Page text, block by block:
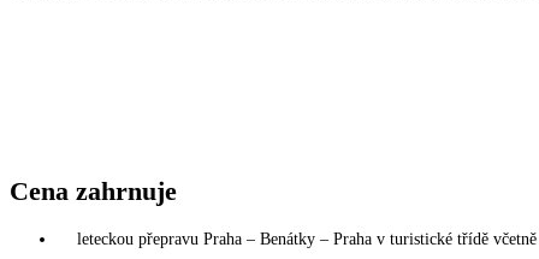
Cena zahrnuje
leteckou přepravu Praha – Benátky – Praha v turistické třídě